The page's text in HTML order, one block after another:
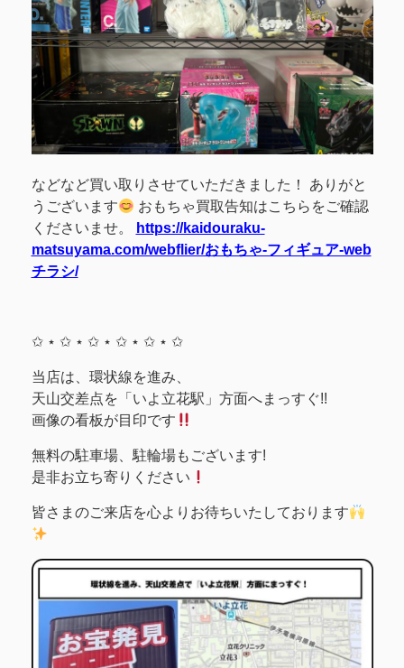
などなど買い取りさせていただきました！ ありがと
うございます
おもちゃ買取告知はこちらをご確認
くださいませ。
https://kaidouraku-
matsuyama.com/webflier/おもちゃ-フィギュア-web
チラシ/
✩ ⋆ ✩ ⋆ ✩ ⋆ ✩ ⋆ ✩ ⋆ ✩
当店は、環状線を進み、
天山交差点を「いよ立花駅」方面へまっすぐ!!
画像の看板が目印です
無料の駐車場、駐輪場もございます!
是非お立ち寄りください
皆さまのご来店を心よりお待ちいたしております